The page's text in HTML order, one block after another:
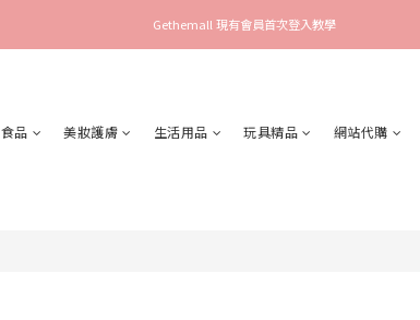
Gethemall 現有會員首次登入教學
食品 美妝護膚 生活用品 玩具精品 網站代購